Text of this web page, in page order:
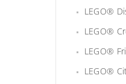
LEGO®
LEGO®
LEGO®
LEGO®